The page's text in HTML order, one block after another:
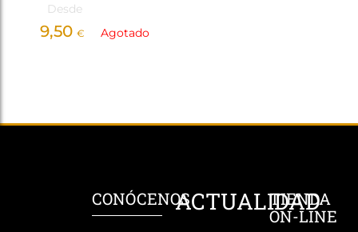
Desde
9,50 € Agotado
CONÓCENOSACTUALIDAD
TIENDA
ON-LINE